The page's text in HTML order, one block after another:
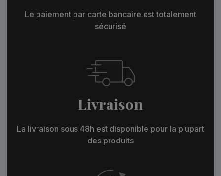
Le paiement par carte bancaire est totalement
sécurisé
Livraison
La livraison sous 48h est disponible pour la plupart
des produits